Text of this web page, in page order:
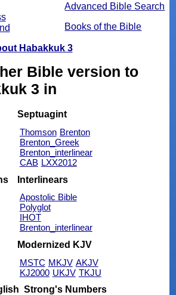
Advanced Bible Search
Books of the Bible
Habakkuk 3
Bible version to
3 in
Septuagint
Thomson Brenton
Brenton_Greek
Brenton_interlinear
CAB LXX2012
Interlinears
Apostolic Bible
Polyglot
IHOT
Brenton_interlinear
Modernized KJV
MSTC MKJV AKJV
KJ2000 UKJV TKJU
Strong's Numbers